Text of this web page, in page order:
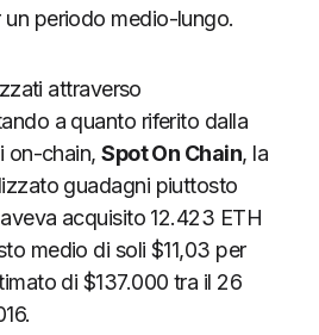
un periodo medio-lungo.
attraverso
a quanto riferito dalla
on-chain,Spot On Chain, la
guadagni piuttosto
acquisito 12.423 ETH
medio di soli $11,03 per
di $137.000 tra il 26